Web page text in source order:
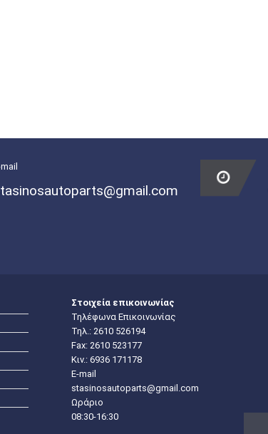
Στοιχεία επικοινωνίας
Τηλέφωνα Επικοινωνίας
Τηλ.: 2610 526194
Fax: 2610 523177
Κιν.: 6936 171178
E-mail
stasinosautoparts@gmail.com
Ωράριο
08:30-16:30